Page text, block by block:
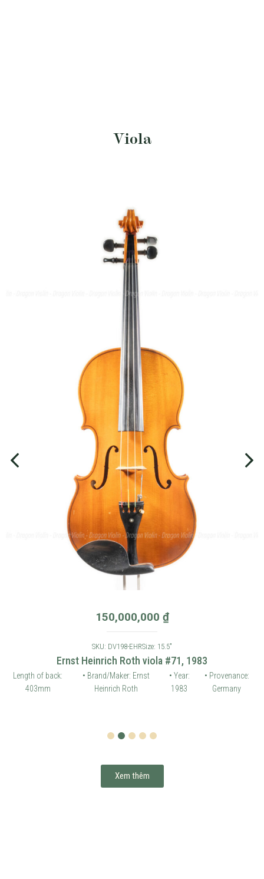
Viola
150,000,000 ₫
SKU: DV198-EHRSize: 15.5"
Ernst Heinrich Roth viola #71, 1983
Length of back:
403mm
• Brand/Maker: Ernst
Heinrich Roth
• Year:
1983
• Provenance:
Germany
4 5
Xem thêm